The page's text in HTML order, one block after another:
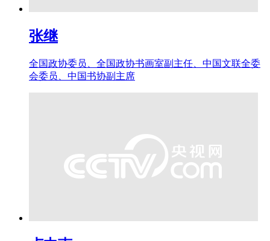
张继
全国政协委员、全国政协书画室副主任、中国文联全委
会委员、中国书协副主席